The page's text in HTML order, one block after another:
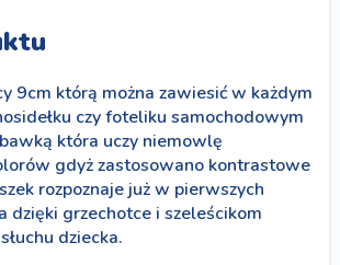
9cm którą można zawiesić w każdym
czy foteliku samochodowym
która uczy niemowlę
gdyż zastosowano kontrastowe
rozpoznaje już w pierwszych
dzięki grzechotce i szeleścikom
dziecka.